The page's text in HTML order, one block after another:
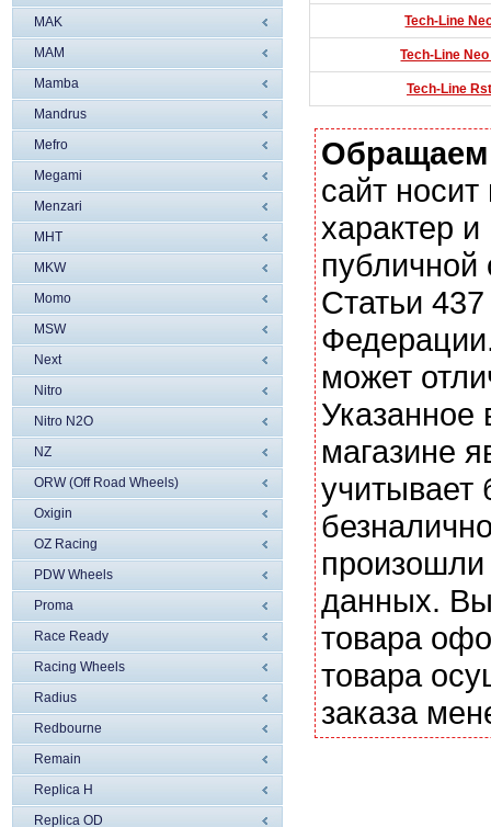
MAK
MAM
Mamba
Mandrus
Mefro
Megami
Menzari
MHT
MKW
Momo
MSW
Next
Nitro
Nitro N2O
NZ
ORW (Off Road Wheels)
Oxigin
OZ Racing
PDW Wheels
Proma
Race Ready
Racing Wheels
Radius
Redbourne
Remain
Replica H
Replica OD
Tech-Line
Tech-Line
Tech-Line
сайт
характер
Статьи
может
магазине
учитывает
данных. Вы
товара
товара
заказа